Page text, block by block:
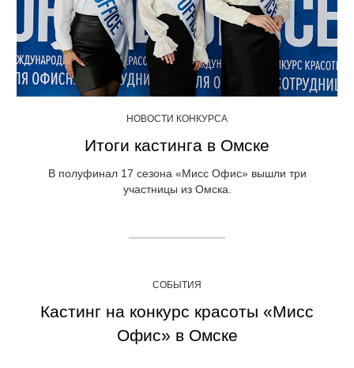
НОВОСТИ КОНКУРСА
Итоги кастинга в Омске
В полуфинал 17 сезона «Мисс Офис» вышли три
участницы из Омска.
СОБЫТИЯ
Кастинг на конкурс красоты «Мисс
Офис» в Омске